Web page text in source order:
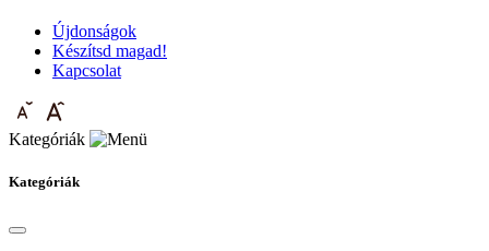
Újdonságok
Készítsd magad!
Kapcsolat
Kategóriák
Kategóriák